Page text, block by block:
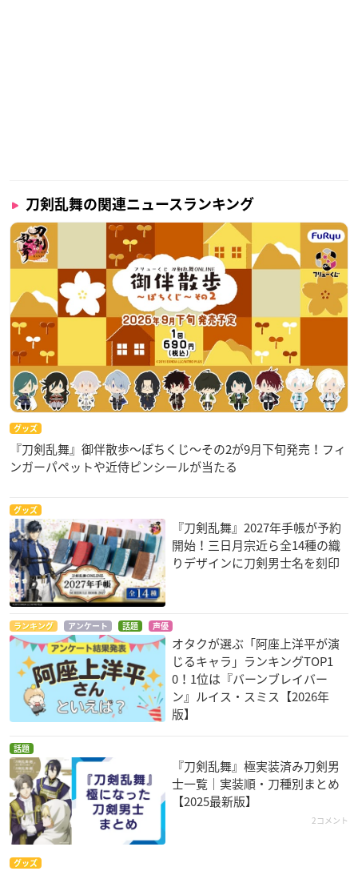
刀剣乱舞の関連ニュースランキング
グッズ
『刀剣乱舞』御伴散歩～ぽちくじ～その2が9月下旬発売！フィ
ンガーパペットや近侍ピンシールが当たる
グッズ
『刀剣乱舞』2027年手帳が予約
開始！三日月宗近ら全14種の織
りデザインに刀剣男士名を刻印
ランキング アンケート 話題 声優
オタクが選ぶ「阿座上洋平が演
じるキャラ」ランキングTOP1
0！1位は『バーンブレイバー
ン』ルイス・スミス【2026年
版】
話題
『刀剣乱舞』極実装済み刀剣男
士一覧｜実装順・刀種別まとめ
【2025最新版】
2コメント
グッズ